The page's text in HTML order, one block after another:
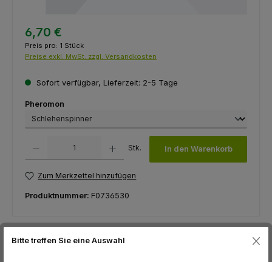
6,70 €
Preis pro: 1 Stück
Preise exkl. MwSt. zzgl. Versandkosten
Sofort verfügbar, Lieferzeit: 2-5 Tage
Pheromon
Stk. In den Warenkorb
Zum Merkzettel hinzufügen
Produktnummer: F0736530
Beschreibung
Bitte treffen Sie eine Auswahl